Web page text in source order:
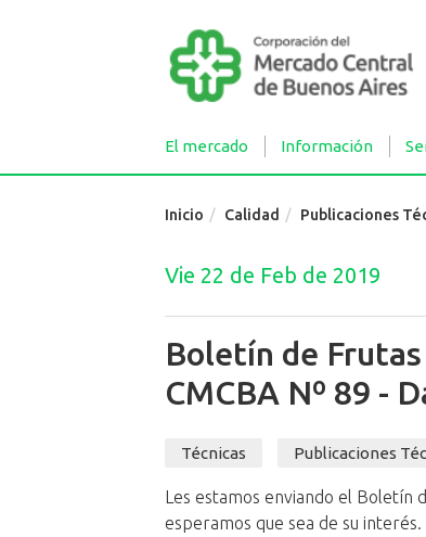
El mercado Información
Inicio Calidad Publicaciones
Vie 22 de Feb de 2019
Boletín de
CMCBA Nº 89 -
Técnicas Publicaciones
Les estamos enviando el Boletín
esperamos que sea de su interés.